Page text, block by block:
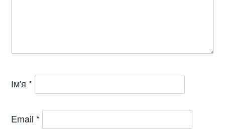
Ім'я *
Email *